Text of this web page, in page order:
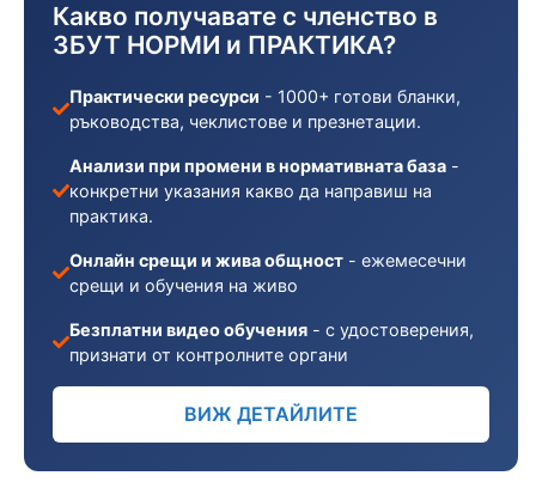
Какво получавате с членство в
ЗБУТ НОРМИ и ПРАКТИКА?
Практически ресурси - 1000+ готови бланки,
ръководства, чеклистове и презнетации.
Анализи при промени в нормативната база -
конкретни указания какво да направиш на
практика.
Онлайн срещи и жива общност - ежемесечни
срещи и обучения на живо
Безплатни видео обучения - с удостоверения,
признати от контролните органи
ВИЖ ДЕТАЙЛИТЕ